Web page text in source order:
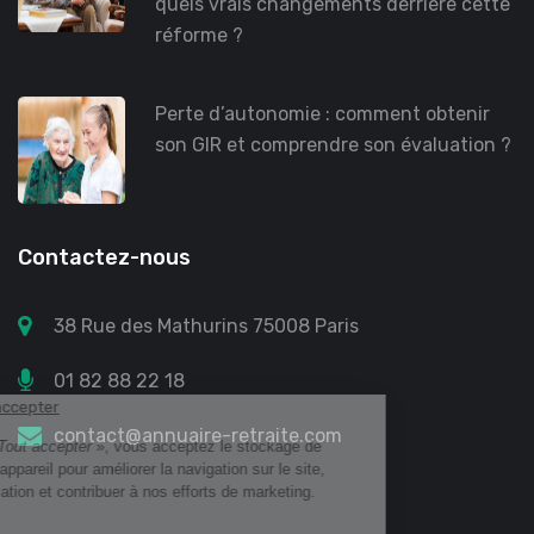
réforme ?
Perte d’autonomie : comment obtenir
son GIR et comprendre son évaluation ?
Contactez-nous
38 Rue des Mathurins 75008 Paris
01 82 88 22 18
contact@annuaire-retraite.com